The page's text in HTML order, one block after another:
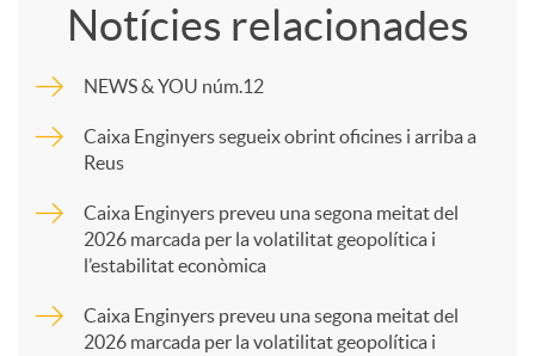
m
p
a
Notícies relacionades
NEWS & YOU núm.12
Caixa Enginyers segueix obrint oficines i arriba a
Reus
Caixa Enginyers preveu una segona meitat del
2026 marcada per la volatilitat geopolítica i
l’estabilitat econòmica
Caixa Enginyers preveu una segona meitat del
2026 marcada per la volatilitat geopolítica i